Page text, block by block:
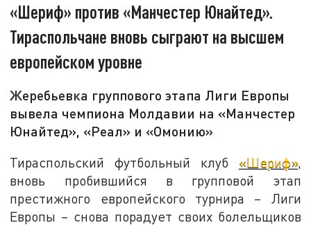
«Шериф» против «Манчестер Юнайтед».
Тираспольчане вновь сыграют на высшем
европейском уровне
Жеребьевка группового этапа Лиги Европы
вывела чемпиона Молдавии на «Манчестер
Юнайтед», «Реал» и «Омонию»
Тираспольский футбольный клуб «Шериф»,
вновь пробившийся в групповой этап
престижного европейского турнира – Лиги
Европы – снова порадует своих болельщиков